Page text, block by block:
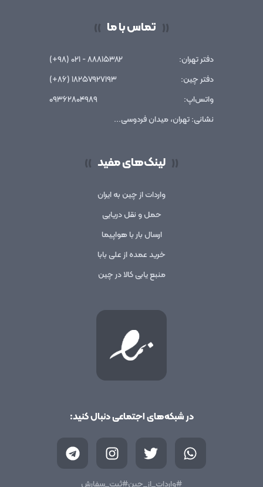
(( تماس با ما ))
دفتر تهران:
۸۸۸۱۵۳۸۲ - ۰۲۱ (۹۸+)
دفتر چین:
۱۸۲۵۷۹۲۷۱۹۳ (۸۶+)
واتس‌اپ:
۰۹۳۶۲۸۰۴۹۸۹
نشانی: تهران، میدان فردوسی...
(( لینک‌های مفید ))
واردات از چین به ایران
حمل و نقل دریایی
ارسال بار با هواپیما
خرید عمده از علی بابا
منبع یابی کالا در چین
در شبکه‌های اجتماعی دنبال کنید:
W
h
T
w
I
n
T
e
#واردات_از_چین#ثبت_سفارش